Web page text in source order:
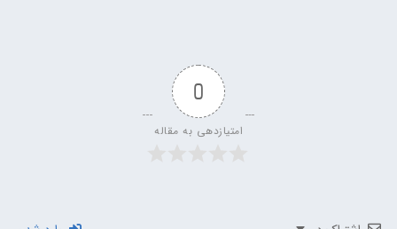
0
امتیازدهی به مقاله